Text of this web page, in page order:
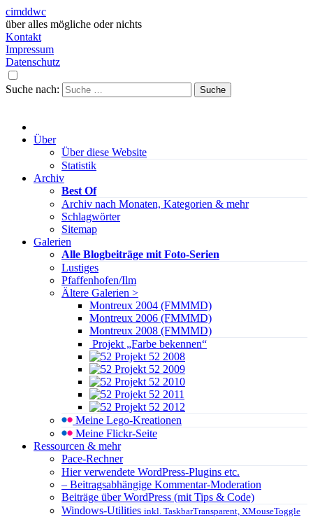
cimddwc
über alles mögliche oder nichts
Kontakt
Impressum
Datenschutz
Suche nach:
Über
Über diese Website
Statistik
Archiv
Best Of
Archiv nach Monaten, Kategorien & mehr
Schlagwörter
Sitemap
Galerien
Alle Blogbeiträge mit Foto-Serien
Lustiges
Pfaffenhofen/Ilm
Ältere Galerien >
Montreux 2004 (FMMMD)
Montreux 2006 (FMMMD)
Montreux 2008 (FMMMD)
Projekt „Farbe bekennen“
Projekt 52 2008
Projekt 52 2009
Projekt 52 2010
Projekt 52 2011
Projekt 52 2012
Meine Lego-Kreationen
Meine Flickr-Seite
Ressourcen & mehr
Pace-Rechner
Hier verwendete WordPress-Plugins etc.
– Beitragsabhängige Kommentar-Moderation
Beiträge über WordPress (mit Tips & Code)
Windows-Utilities inkl. TaskbarTransparent, XMouseToggle